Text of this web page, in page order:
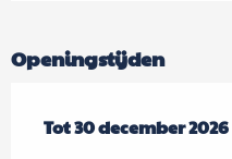
Openingstijden
Vanaf2 januari 2026
Tot30 december 2026